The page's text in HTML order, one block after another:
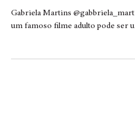
A inspiradora
Gabriela Martins